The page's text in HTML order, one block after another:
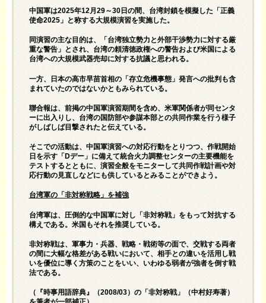
中国軍は2025年12月29～30日の間、台湾封鎖を模擬した「正義
使命2025」と称する大規模演習を実施した。
同演習の主な目的は、「台湾独立勢力と外部干渉勢力に対する厳
重な警告」とされ、台湾の頼清徳政権への警告および米国による
台湾への大規模武器売却に対する抗議と思われる。
一方、日本の高市早苗首相の「存立危機事態」発言への批判も含
まれていたのではないかともみられている。
聯合報は、前掲の中国軍演習期間を含め、米軍関係者が同センタ
ーに出入りし、台湾の国防部や参謀本部との共同作業を行う様子
がしばしば目撃されたと伝えている。
そこでの活動は、中国軍演習への対応行動をとりつつ、作戦開始
日を示す「Dデー」に備えて統合火力調整センターの主要機能を
テストするとともに、演習全般をモニターして共同作戦計画や対
応行動の見直しなどにも供しているとみることができよう。
台湾軍の「非対称戦略」を補強
台湾軍は、圧倒的な中国軍に対し「非対称戦」をもって対抗する
構えである。米国もそれを推奨している。
非対称戦は、軍事力・兵器、戦略・戦術等の面で、交戦する両者
の間に大幅な格差がある戦いにおいて、相手との違いを活用し戦
いを優位に導く方策のことをいい、いわゆる弱者が強者を倒す戦
法である。
（『時事用語辞典』（2008/03）の「非対称戦」（中村好寿著）